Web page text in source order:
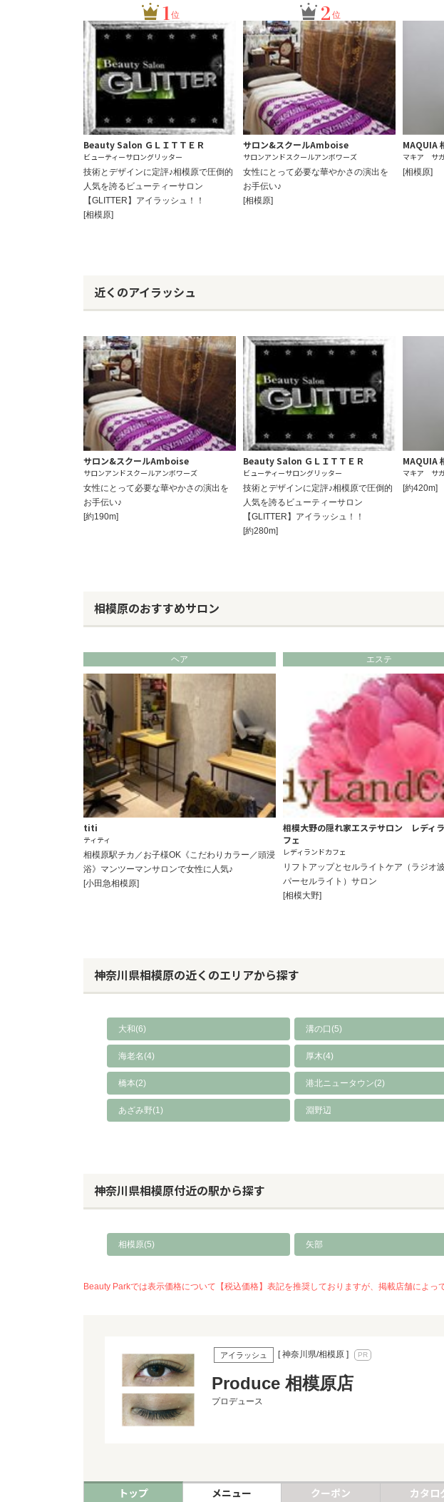
1位
Beauty Salon ＧＬＩＴＴＥＲ
ビューティーサロングリッター
技術とデザインに定評♪相模原で圧倒的
人気を誇るビューティーサロン
【GLITTER】アイラッシュ！！
[相模原]
2 位
サロン&スクールAmboise
サロンアンドスクールアンボワーズ
女性にとって必要な華やかさの演出を
お手伝い♪
[相模原]
MAQUIA
マキア サ
[相模原]
近くのアイラッシュ
サロン&スクールAmboise
サロンアンドスクールアンボワーズ
女性にとって必要な華やかさの演出を
お手伝い♪
[約190m]
Beauty Salon ＧＬＩＴＴＥＲ
ビューティーサロングリッター
技術とデザインに定評♪相模原で圧倒的
人気を誇るビューティーサロン
【GLITTER】アイラッシュ！！
[約280m]
MAQUIA
マキア サ
[約420m]
相模原のおすすめサロン
ヘア
titi
ティティ
相模原駅チカ／お子様OK《こだわりカラー／頭浸
浴》マンツーマンサロンで女性に人気♪
[小田急相模原]
エステ
相模大野の隠れ家エステサロン レディ
フェ
レディランドカフェ
リフトアップとセルライトケア（ラジオ
パーセルライト）サロン
[相模大野]
神奈川県相模原の近くのエリアから探す
大和(6) 溝の口(5)
海老名(4) 厚木(4)
橋本(2) 港北ニュータウン(2)
あざみ野(1) 淵野辺
神奈川県相模原付近の駅から探す
相模原(5) 矢部
Beauty Parkでは表示価格について【税込価格】表記を推奨しておりますが、掲載店舗によ
アイラッシュ [ 神奈川県/相模原 ]
Produce 相模原店
プロデュース
トップ メニュー クーポン カタロ